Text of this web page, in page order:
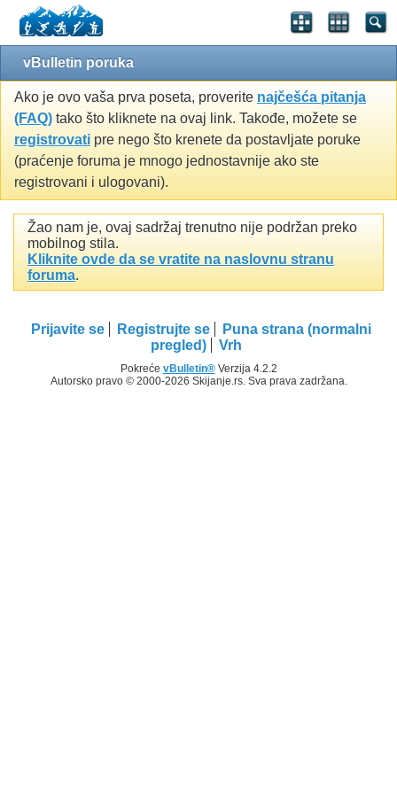
vBulletin poruka
Ako je ovo vaša prva poseta, proverite najčešća pitanja
(FAQ) tako što kliknete na ovaj link. Takođe, možete se
registrovati pre nego što krenete da postavljate poruke
(praćenje foruma je mnogo jednostavnije ako ste
registrovani i ulogovani).
Žao nam je, ovaj sadržaj trenutno nije podržan preko
mobilnog stila.
Kliknite ovde da se vratite na naslovnu stranu
foruma.
Prijavite se Registrujte se
Puna strana (normalni
pregled)
Vrh
Pokreće vBulletin®Verzija 4.2.2
Autorsko pravo © 2000-2026 Skijanje.rs. Sva prava zadržana.